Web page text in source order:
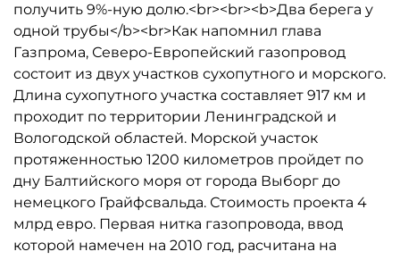
получить 9%-ную долю.<br><br><b>Два берега у
одной трубы</b><br>Как напомнил глава
Газпрома, Северо-Европейский газопровод
состоит из двух участков сухопутного и морского.
Длина сухопутного участка составляет 917 км и
проходит по территории Ленинградской и
Вологодской областей. Морской участок
протяженностью 1200 километров пройдет по
дну Балтийского моря от города Выборг до
немецкого Грайфсвальда. Стоимость проекта 4
млрд евро. Первая нитка газопровода, ввод
которой намечен на 2010 год, расчитана на